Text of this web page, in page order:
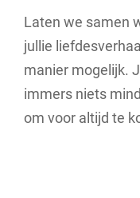
Laten we samen
jullie
manier mogelijk.
immers niets
om voor altijd te